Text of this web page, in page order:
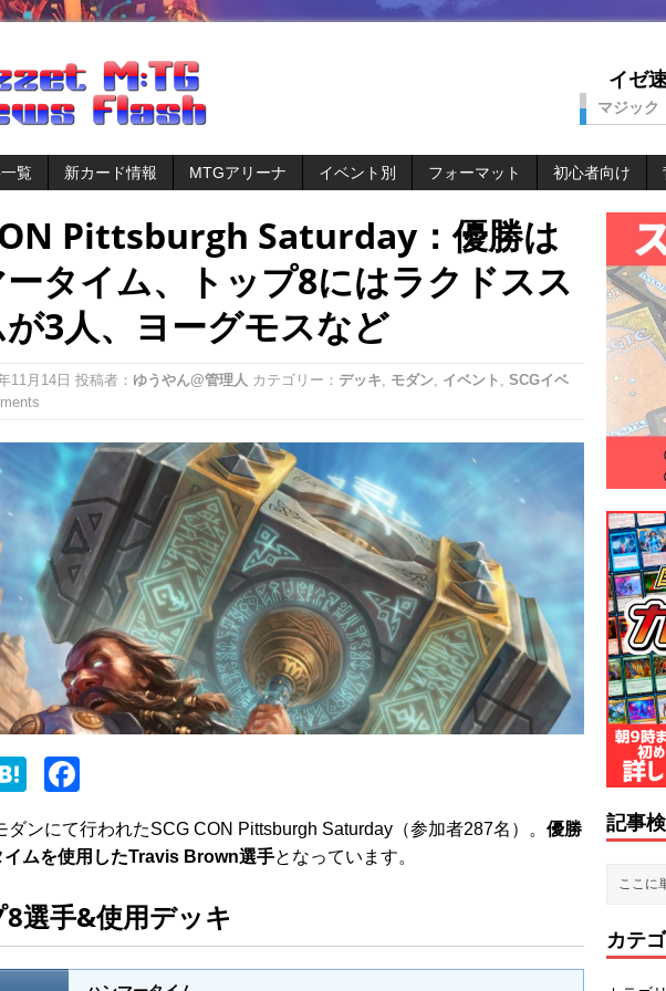
イゼ
マジック
覧 新カード情報 MTGアリーナ イベント別 フォーマット 初心者向け
Pittsburgh Saturday：優勝は
タイム、トップ8にはラクドスス
3人、ヨーグモスなど
11月14日 投稿者： ゆうやん@管理人 カテゴリー： デッキ, モダン, イベント , SCGイベ
Li
H
e
a
c
b
o
ダンにて行われたSCG CON Pittsburgh Saturday（参加者287名）。 優勝
イムを使用したTravis Brown選手となっています。
8選手&使用デッキ
記事
カテ